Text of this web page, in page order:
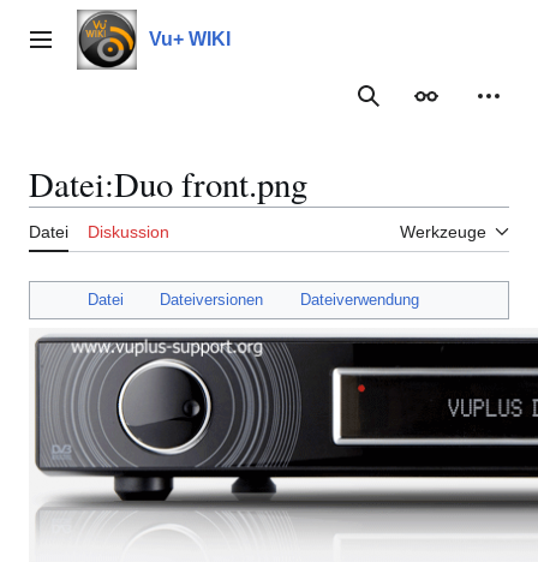
Inhalt
springenHauptmenü Vu+ WIKI
Suche
Datei:Duo front.png
Datei Diskussion Werkzeuge
Datei Dateiversionen Dateiverwendung